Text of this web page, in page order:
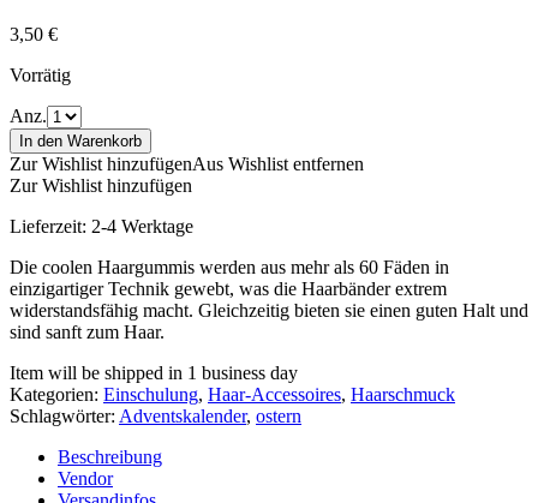
3,50 €
Vorrätig
Anz.
In den Warenkorb
Zur Wishlist hinzufügenAus Wishlist entfernen
Zur Wishlist hinzufügen
Lieferzeit: 2-4 Werktage
Die coolen Haargummis werden aus mehr als 60 Fäden in
einzigartiger Technik gewebt, was die Haarbänder extrem
widerstandsfähig macht. Gleichzeitig bieten sie einen guten Halt und
sind sanft zum Haar.
Item will be shipped in 1 business day
Kategorien: Einschulung, Haar-Accessoires, Haarschmuck
Schlagwörter: Adventskalender, ostern
Beschreibung
Vendor